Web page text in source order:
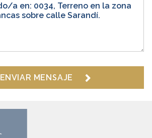
ENVIAR MENSAJE